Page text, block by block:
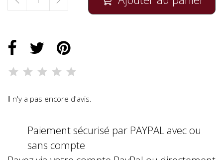
Il n'y a pas encore d'avis.
Paiement sécurisé par PAYPAL avec ou
sans compte